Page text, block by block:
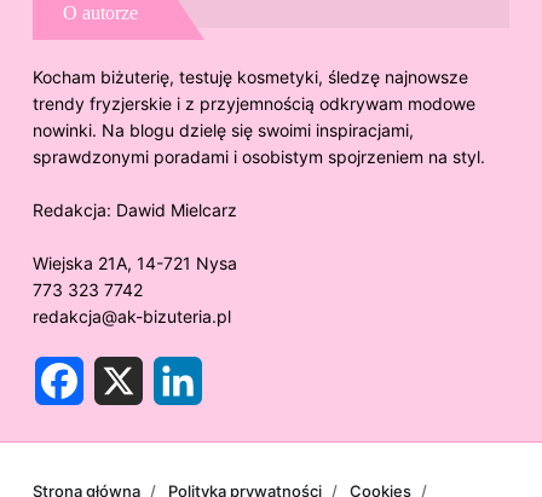
O autorze
Kocham biżuterię, testuję kosmetyki, śledzę najnowsze
trendy fryzjerskie i z przyjemnością odkrywam modowe
nowinki. Na blogu dzielę się swoimi inspiracjami,
sprawdzonymi poradami i osobistym spojrzeniem na styl.
Redakcja: Dawid Mielcarz
Wiejska 21A, 14-721 Nysa
773 323 7742
redakcja@ak-bizuteria.pl
b
e
Strona główna Polityka prywatności Cookies